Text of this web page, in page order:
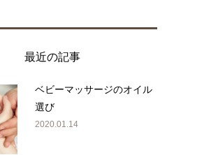
最近の記事
ベビーマッサージのオイル
選び
2020.01.14